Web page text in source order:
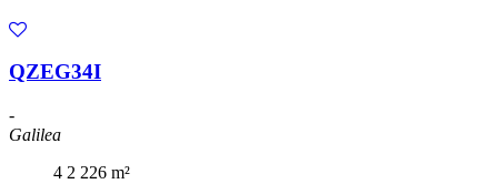
QZEG34I
-
Galilea
4 2 226 m²